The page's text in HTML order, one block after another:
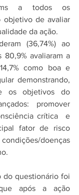
a todos os
objetivo de avaliar
da ação.
(36,74%) ao
80,9% avaliaram a
como boa e
demonstrando,
os objetivos do
promover
crítica  e
fator de risco
doenças
do questionário foi
após a ação